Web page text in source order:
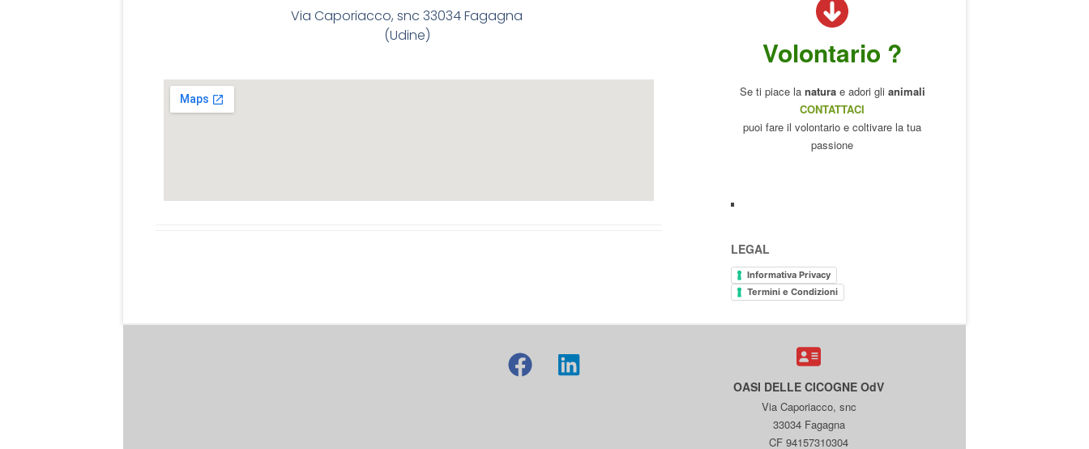
Via Caporiacco, snc 33034 Fagagna
(Udine)
Volontario ?
Se ti piace la naturae adori gli animali
CONTATTACI
puoi fare il volontario e coltivare la tua
passione
LEGAL
Informativa Privacy
Termini e Condizioni
OASI DELLE CICOGNE OdV
Via Caporiacco, snc
33034 Fagagna
CF 94157310304